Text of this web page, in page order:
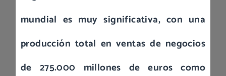
mundial es muy significativa, con una
producción total en ventas de negocios
de 275.000 millones de euros como